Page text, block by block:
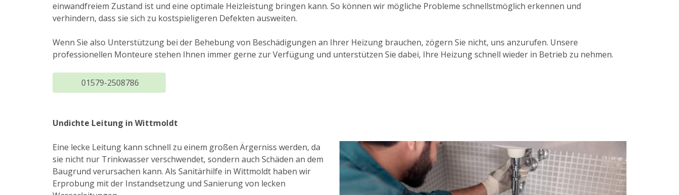
einwandfreiem Zustand ist und eine optimale Heizleistung bringen kann. So können wir mögliche Probleme schnellstmöglich erkennen und
verhindern, dass sie sich zu kostspieligeren Defekten ausweiten.
Wenn Sie also Unterstützung bei der Behebung von Beschädigungen an Ihrer Heizung brauchen, zögern Sie nicht, uns anzurufen. Unsere
professionellen Monteure stehen Ihnen immer gerne zur Verfügung und unterstützen Sie dabei, Ihre Heizung schnell wieder in Betrieb zu nehmen.
01579-2508786
Undichte Leitung in Wittmoldt
Eine lecke Leitung kann schnell zu einem großen Ärgerniss werden, da
sie nicht nur Trinkwasser verschwendet, sondern auch Schäden an dem
Baugrund verursachen kann. Als Sanitärhilfe in Wittmoldt haben wir
Erprobung mit der Instandsetzung und Sanierung von lecken